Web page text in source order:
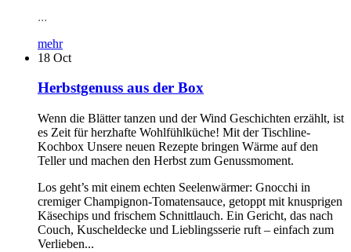
...
mehr
18 Oct
Herbstgenuss aus der Box
Wenn die Blätter tanzen und der Wind Geschichten erzählt, ist
es Zeit für herzhafte Wohlfühlküche! Mit der Tischline-
Kochbox Unsere neuen Rezepte bringen Wärme auf den
Teller und machen den Herbst zum Genussmoment.
Los geht’s mit einem echten Seelenwärmer: Gnocchi in
cremiger Champignon-Tomatensauce, getoppt mit knusprigen
Käsechips und frischem Schnittlauch. Ein Gericht, das nach
Couch, Kuscheldecke und Lieblingsserie ruft – einfach zum
Verlieben...